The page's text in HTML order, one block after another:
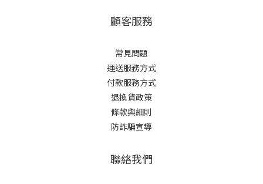
顧客服務
常見問題
運送服務方式
付款服務方式
退換貨政策
條款與細則
防詐騙宣導
聯絡我們